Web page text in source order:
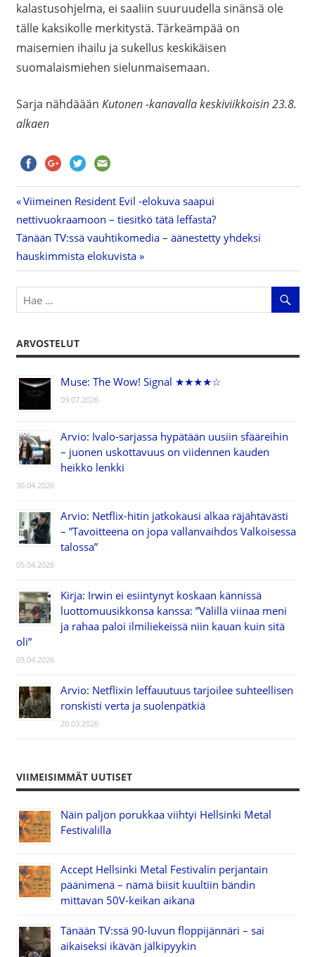
kalastusohjelma, ei saaliin suuruudella sinänsä ole
tälle kaksikolle merkitystä. Tärkeämpää on
maisemien ihailu ja sukellus keskikäisen
suomalaismiehen sielunmaisemaan.
Sarja nähdäään Kutonen -kanavalla keskiviikkoisin 23.8.
alkaen
Artikkelien
selaus
Previous
Post:
Viimeinen Resident Evil -elokuva saapui
nettivuokraamoon – tiesitkö tätä leffasta?
Next
Post:
Tänään TV:ssä vauhtikomedia – äänestetty yhdeksi
hauskimmista elokuvista
ARVOSTELUT
Muse: The Wow! Signal ★★★★☆
09.07.2026
Arvio: Ivalo-sarjassa hypätään uusiin sfääreihin
– juonen uskottavuus on viidennen kauden
heikko lenkki
30.04.2026
Arvio: Netflix-hitin jatkokausi alkaa räjähtävästi
– ”Tavoitteena on jopa vallanvaihdos Valkoisessa
talossa”
05.04.2026
Kirja: Irwin ei esiintynyt koskaan kännissä
luottomuusikkonsa kanssa: ”Välillä viinaa meni
ja rahaa paloi ilmiliekeissä niin kauan kuin sitä
oli”
03.04.2026
Arvio: Netflixin leffauutuus tarjoilee suhteellisen
ronskisti verta ja suolenpätkiä
20.03.2026
VIIMEISIMMÄT UUTISET
Näin paljon porukkaa viihtyi Hellsinki Metal
Festivalilla
Accept Hellsinki Metal Festivalin perjantain
päänimenä – nämä biisit kuultiin bändin
mittavan 50V-keikan aikana
Tänään TV:ssä 90-luvun floppijännäri – sai
aikaiseksi ikävän jälkipyykin